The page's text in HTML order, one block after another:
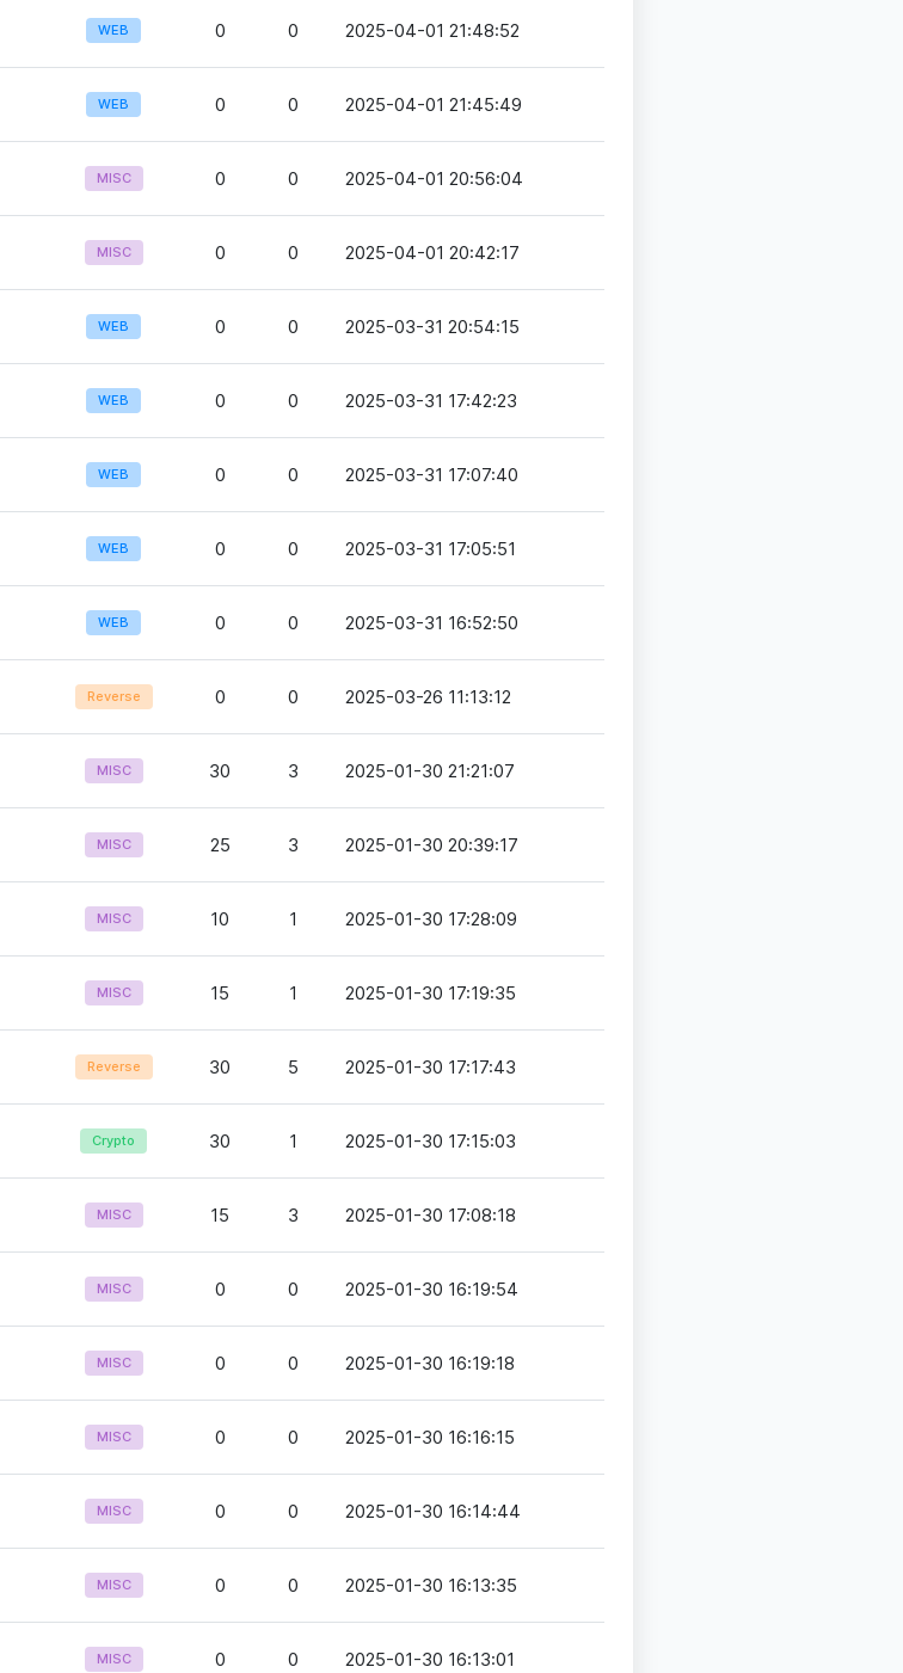
WEB 0 0 2025-04-01 21:48:52
WEB 0 0 2025-04-01 21:45:49
MISC 0 0 2025-04-01 20:56:04
MISC 0 0 2025-04-01 20:42:17
WEB 0 0 2025-03-31 20:54:15
WEB 0 0 2025-03-31 17:42:23
WEB 0 0 2025-03-31 17:07:40
WEB 0 0 2025-03-31 17:05:51
WEB 0 0 2025-03-31 16:52:50
Reverse 0 0 2025-03-26 11:13:12
MISC 30 3 2025-01-30 21:21:07
MISC 25 3 2025-01-30 20:39:17
MISC 10 1 2025-01-30 17:28:09
MISC 15 1 2025-01-30 17:19:35
Reverse 30 5 2025-01-30 17:17:43
Crypto 30 1 2025-01-30 17:15:03
MISC 15 3 2025-01-30 17:08:18
MISC 0 0 2025-01-30 16:19:54
MISC 0 0 2025-01-30 16:19:18
MISC 0 0 2025-01-30 16:16:15
MISC 0 0 2025-01-30 16:14:44
MISC 0 0 2025-01-30 16:13:35
MISC 0 0 2025-01-30 16:13:01